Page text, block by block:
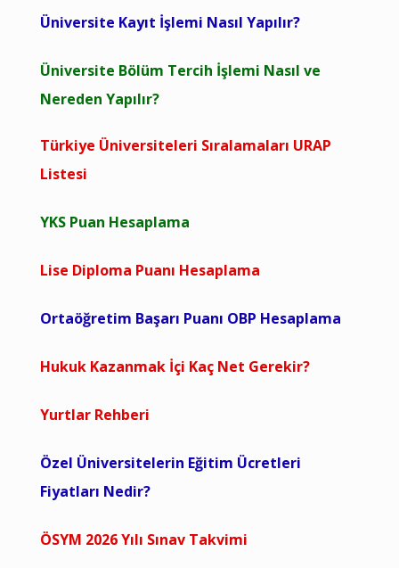
Üniversite Kayıt İşlemi Nasıl Yapılır?
Üniversite Bölüm Tercih İşlemi Nasıl ve
Nereden Yapılır?
Türkiye Üniversiteleri Sıralamaları URAP
Listesi
YKS Puan Hesaplama
Lise Diploma Puanı Hesaplama
Ortaöğretim Başarı Puanı OBP Hesaplama
Hukuk Kazanmak İçi Kaç Net Gerekir?
Yurtlar Rehberi
Özel Üniversitelerin Eğitim Ücretleri
Fiyatları Nedir?
ÖSYM 2026 Yılı Sınav Takvimi